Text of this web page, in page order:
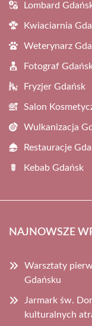
Lombard
Kwiaciarnia
Weterynarz
Fotograf
Fryzjer Gdańsk
Salon
Wulkanizacja
Restauracje
Kebab Gdańsk
NAJNOWSZE
Warsztaty
Gdańsku
Jarmark św.
kulturalnych